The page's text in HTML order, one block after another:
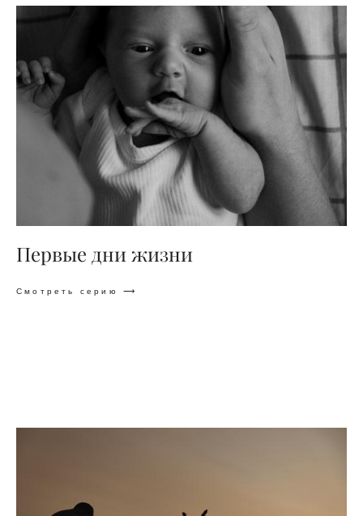
Первые дни жизни
Смотреть серию ⟶